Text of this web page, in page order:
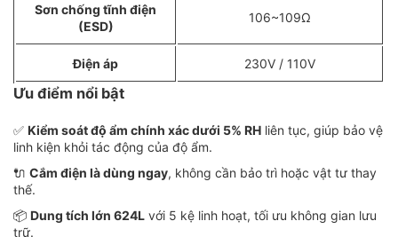
Sơn chống tĩnh điện
(ESD)
106~109Ω
Điện áp 230V / 110V
Ưu điểm nổi bật
✅ Kiểm soát độ ẩm chính xác dưới 5% RH liên tục, giúp bảo vệ
linh kiện khỏi tác động của độ ẩm.
🔌 Cắm điện là dùng ngay, không cần bảo trì hoặc vật tư thay
thế.
📦 Dung tích lớn 624L với 5 kệ linh hoạt, tối ưu không gian lưu
trữ.